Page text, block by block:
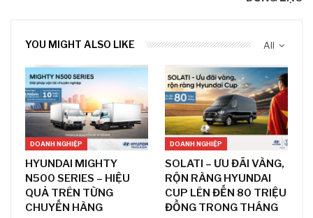
All
YOU MIGHT ALSO LIKE
DOANH NGHIỆP
HYUNDAI MIGHTY
N500 SERIES – HIỆU
QUẢ TRÊN TỪNG
CHUYẾN HÀNG
DOANH NGHIỆP
SOLATI – ƯU ĐÃI VÀNG,
RỘN RÀNG HYUNDAI
CUP LÊN ĐẾN 80 TRIỆU
ĐỒNG TRONG THÁNG